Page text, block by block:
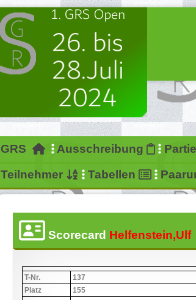
GRS Ausschreibung
Teilnehmer
Tabellen
Scorecard Helfenstein,Ulf
T-Nr.
137
Platz
155